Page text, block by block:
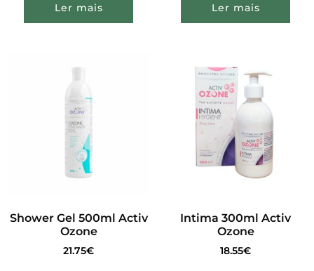
Ler mais Ler mais
Shower Gel 500ml Activ
Ozone
21.75€
Intima 300ml Activ
Ozone
18.55€